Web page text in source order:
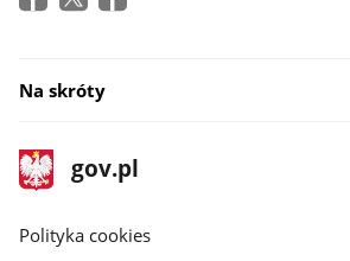
Na skróty
stopka
gov.pl
Strona
gov.pl
gov.pl
Polityka cookies